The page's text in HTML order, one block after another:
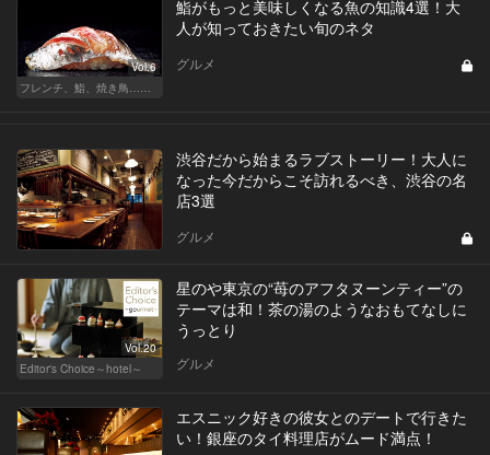
Vol.6
フレンチ、鮨、焼き鳥…グルメなら知っておきたい知識
鮨がもっと美味しくなる魚の知識4選！大
人が知っておきたい旬のネタ
グルメ
渋谷だから始まるラブストーリー！大人に
なった今だからこそ訪れるべき、渋谷の名
店3選
グルメ
Vol.20
Editor's Choice～hotel～
星のや東京の“苺のアフタヌーンティー”の
テーマは和！茶の湯のようなおもてなしに
うっとり
グルメ
エスニック好きの彼女とのデートで行きた
い！銀座のタイ料理店がムード満点！